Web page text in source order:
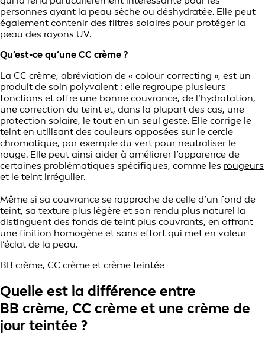
personnes ayant la peau sèche ou déshydratée. Elle peut
également contenir des filtres solaires pour protéger la
peau des rayons UV.
Qu’est-ce qu’une CC crème ?
La CC crème, abréviation de « colour-correcting », est un
produit de soin polyvalent : elle regroupe plusieurs
fonctions et offre une bonne couvrance, de l’hydratation,
une correction du teint et, dans la plupart des cas, une
protection solaire, le tout en un seul geste. Elle corrige le
teint en utilisant des couleurs opposées sur le cercle
chromatique, par exemple du vert pour neutraliser le
rouge. Elle peut ainsi aider à améliorer l’apparence de
certaines problématiques spécifiques, comme les rougeurs
et le teint irrégulier.
Même si sa couvrance se rapproche de celle d’un fond de
teint, sa texture plus légère et son rendu plus naturel la
distinguent des fonds de teint plus couvrants, en offrant
une finition homogène et sans effort qui met en valeur
l’éclat de la peau.
BB crème, CC crème et crème teintée
Quelle est la différence entre
BB crème, CC crème et une crème de
jour teintée ?